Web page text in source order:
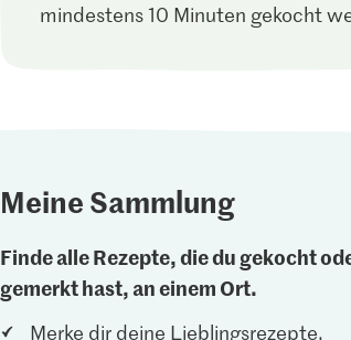
mindestens 10 Minuten gekocht
Meine Sammlung
Finde alle Rezepte, die du gekocht
gemerkt hast, an einem Ort.
Merke dir deine Lieblingsrezepte.